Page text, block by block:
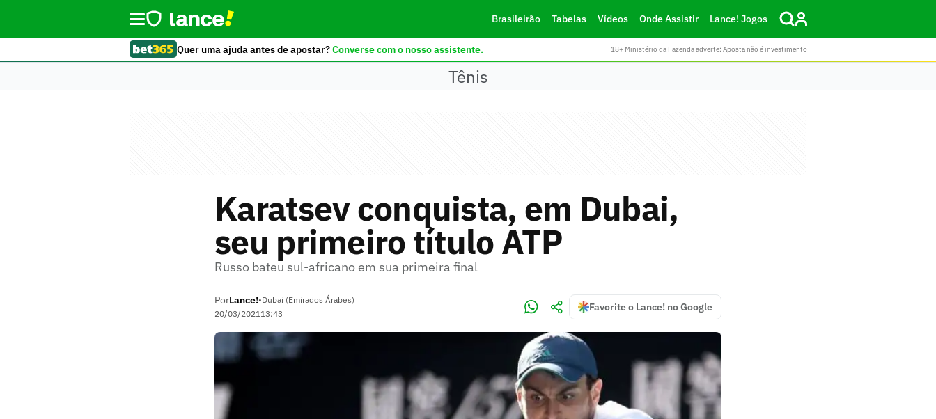
Brasileirão Tabelas Vídeos Onde Assistir Lance! Jogos
Quer uma ajuda antes de apostar?Converse com o nosso assistente. 18+ Ministério da Fazenda adverte: Aposta não é investimento
Tênis
Karatsev conquista, em Dubai,
seu primeiro título ATP
Russo bateu sul-africano em sua primeira final
PorLance!•Dubai (Emirados Árabes)
20/03/202113:43
Favorite o Lance! no Google